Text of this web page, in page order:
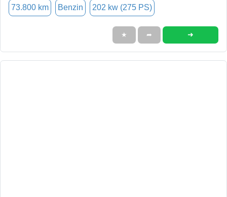
73.800 km Benzin 202 kw (275 PS)
★ ➦ ➜